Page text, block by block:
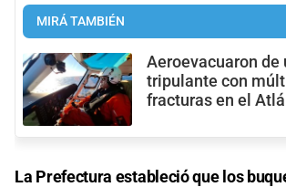
MIRÁ TAMBIÉN
Aeroevacuaron de
tripulante con
fracturas en el
La Prefectura estableció que los